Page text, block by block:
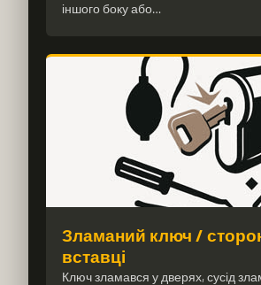
іншого боку або…
Зламаний ключ /
вставці
Ключ зламався у дверях, сусід